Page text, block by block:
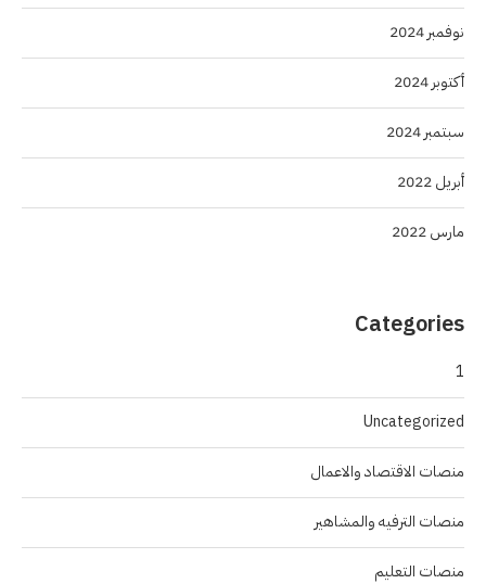
نوفمبر 2024
أكتوبر 2024
سبتمبر 2024
أبريل 2022
مارس 2022
Categories
1
Uncategorized
منصات الاقتصاد والاعمال
منصات الترفيه والمشاهير
منصات التعليم